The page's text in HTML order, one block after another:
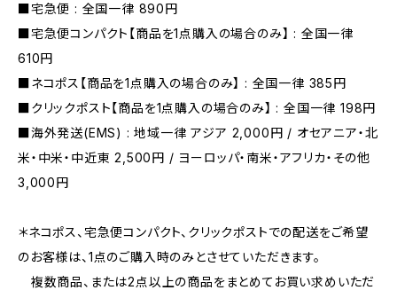
■宅急便 : 全国一律 890円
■宅急便コンパクト【商品を1点購入の場合のみ】 : 全国一律
610円
■ネコポス【商品を1点購入の場合のみ】 : 全国一律 385円
■クリックポスト【商品を1点購入の場合のみ】 : 全国一律 198円
■海外発送(EMS) : 地域一律 アジア 2,000円 / オセアニア・北
米・中米・中近東 2,500円 / ヨーロッパ・南米・アフリカ・その他
3,000円
＊ネコポス、宅急便コンパクト、クリックポストでの配送をご希望
のお客様は、1点のご購入時のみとさせていただきます。
複数商品、または2点以上の商品をまとめてお買い求めいただ